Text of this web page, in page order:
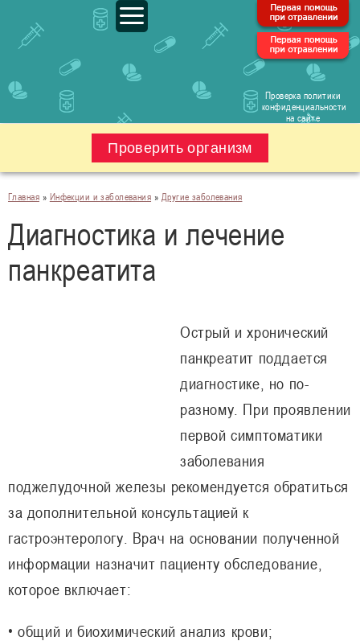
Проверка политики
конфиденциальности
на сайте
Проверить организм
Главная » Инфекции и заболевания » Другие заболевания
Диагностика и лечение
панкреатита
Острый и хронический
панкреатит поддается
диагностике, но по-
разному. При проявлении
первой симптоматики
заболевания
поджелудочной железы рекомендуется обратиться
за дополнительной консультацией к
гастроэнтерологу. Врач на основании полученной
информации назначит пациенту обследование,
которое включает:
• общий и биохимический анализ крови;